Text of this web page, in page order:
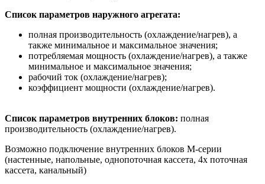
Список параметров наружного агрегата:
полная производительность (охлаждение/нагрев), а
также минимальное и максимальное значения;
потребляемая мощность (охлаждение/нагрев), а также
минимальное и максимальное значения;
рабочий ток (охлаждение/нагрев);
коэффициент мощности (охлаждение/нагрев).
Список параметров внутренних блоков: полная
производительность (охлаждение/нагрев).
Возможно подключение внутренних блоков М-серии
(настенные, напольные, однопоточная кассета, 4х поточная
кассета, канальный)